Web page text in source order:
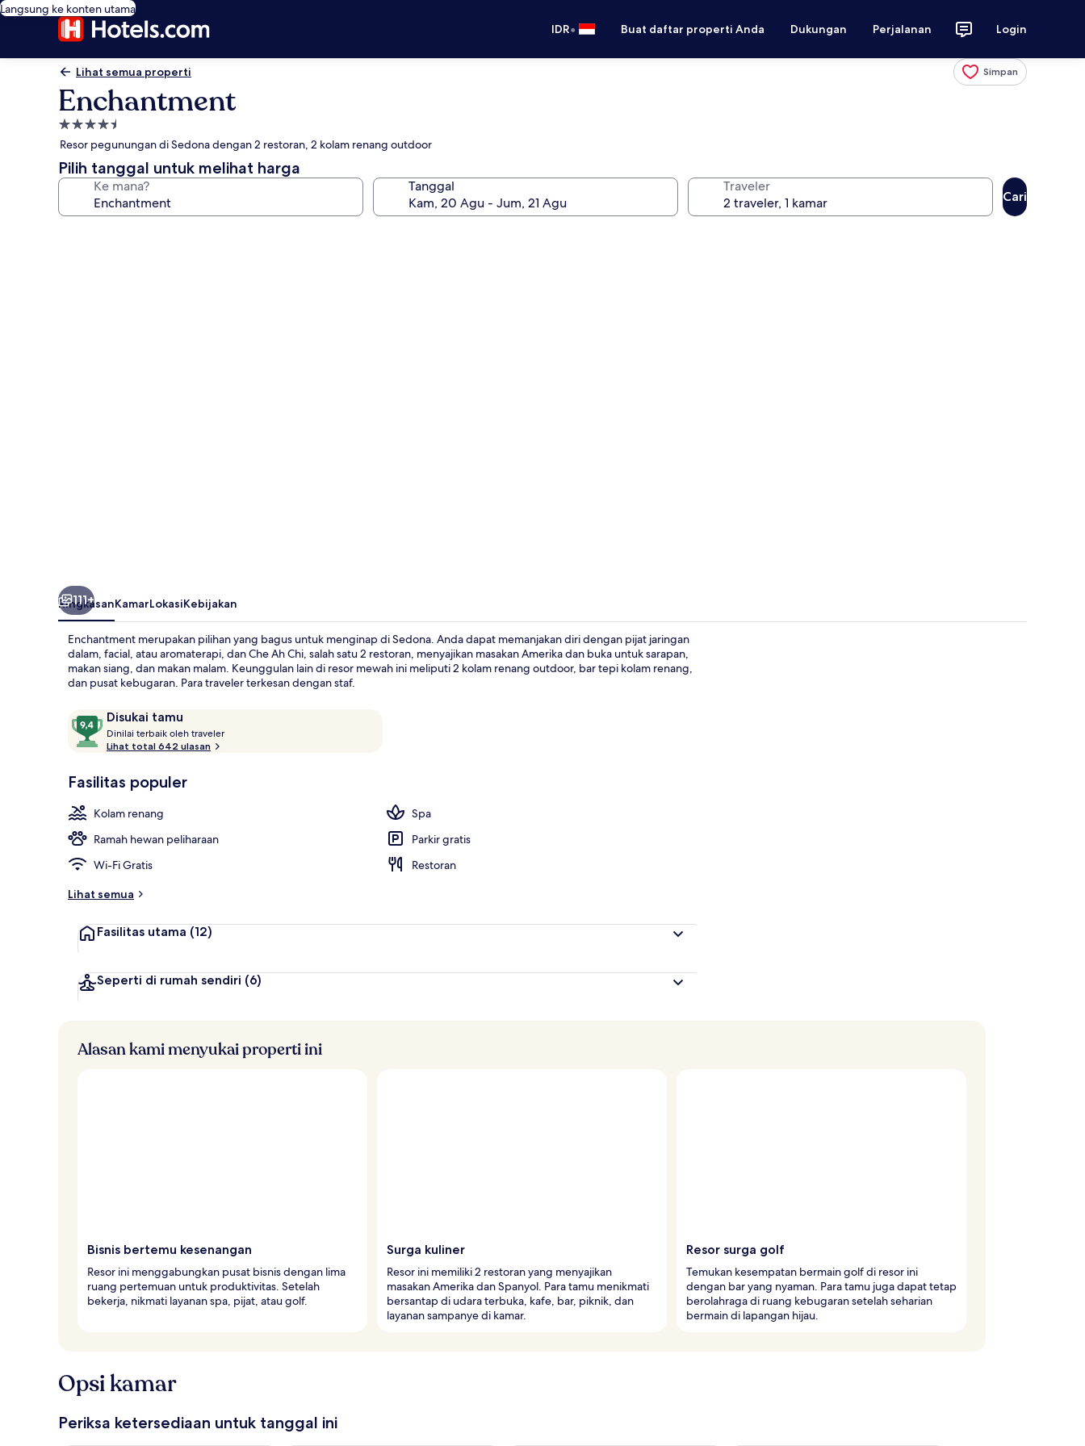
Langsung ke konten utama
IDR• Buat daftar properti Anda Dukungan Perjalanan Login
Lihat semua properti Simpan
Enchantment
Properti
bintang
4.5
Resor pegunungan di Sedona dengan 2 restoran, 2 kolam renang outdoor
Pilih tanggal untuk melihat harga
Ke mana? Tanggal Traveler
Cari
111+
RingkasanKamarLokasiKebijakan
Enchantment merupakan pilihan yang bagus untuk menginap di Sedona. Anda dapat memanjakan diri dengan pijat jaringan
dalam, facial, atau aromaterapi, dan Che Ah Chi, salah satu 2 restoran, menyajikan masakan Amerika dan buka untuk sarapan,
makan siang, dan makan malam. Keunggulan lain di resor mewah ini meliputi 2 kolam renang outdoor, bar tepi kolam renang,
dan pusat kebugaran. Para traveler terkesan dengan staf.
Ulasan Disukai tamu
9,4
dari
10,
tamu
Dinilai terbaik oleh traveler
i
l
r
Lihat total 642 ulasan
Fasilitas populer
Kolam renang
Spa
Ramah hewan peliharaan
Parkir gratis
Wi-Fi Gratis
Restoran
Lihat semua
Fasilitas utama (12)
Seperti di rumah sendiri (6)
Alasan kami menyukai properti ini
Bisnis bertemu kesenangan
Resor ini menggabungkan pusat bisnis dengan lima
ruang pertemuan untuk produktivitas. Setelah
bekerja, nikmati layanan spa, pijat, atau golf.
Surga kuliner
Resor ini memiliki 2 restoran yang menyajikan
masakan Amerika dan Spanyol. Para tamu menikmati
bersantap di udara terbuka, kafe, bar, piknik, dan
layanan sampanye di kamar.
Resor surga golf
Temukan kesempatan bermain golf di resor ini
dengan bar yang nyaman. Para tamu juga dapat tetap
berolahraga di ruang kebugaran setelah seharian
bermain di lapangan hijau.
Opsi kamar
Periksa ketersediaan untuk tanggal ini